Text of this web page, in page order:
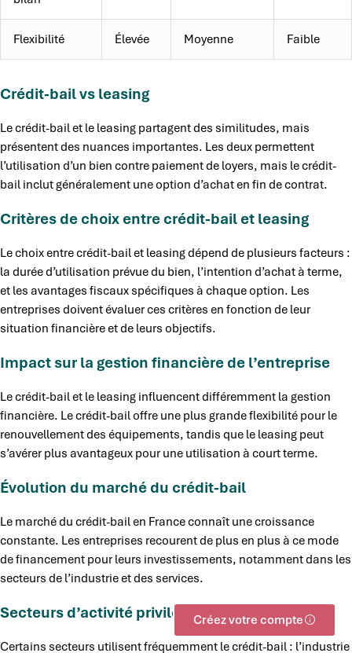
Flexibilité Élevée Moyenne Faible
Crédit-bail vs leasing
Le crédit-bail et le leasing partagent des similitudes, mais
présentent des nuances importantes. Les deux permettent
l’utilisation d’un bien contre paiement de loyers, mais le crédit-
bail inclut généralement une option d’achat en fin de contrat.
Critères de choix entre crédit-bail et leasing
Le choix entre crédit-bail et leasing dépend de plusieurs facteurs :
la durée d’utilisation prévue du bien, l’intention d’achat à terme,
et les avantages fiscaux spécifiques à chaque option. Les
entreprises doivent évaluer ces critères en fonction de leur
situation financière et de leurs objectifs.
Impact sur la gestion financière de l’entreprise
Le crédit-bail et le leasing influencent différemment la gestion
financière. Le crédit-bail offre une plus grande flexibilité pour le
renouvellement des équipements, tandis que le leasing peut
s’avérer plus avantageux pour une utilisation à court terme.
Évolution du marché du crédit-bail
Le marché du crédit-bail en France connaît une croissance
constante. Les entreprises recourent de plus en plus à ce mode
de financement pour leurs investissements, notamment dans les
secteurs de l’industrie et des services.
Secteurs d’activité privilégiant le crédit-bail
Certains secteurs utilisent fréquemment le crédit-bail : l’industrie
Créez votre compte